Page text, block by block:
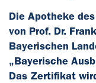
Die Apotheke
von Prof. Dr.
Bayerischen
„Bayerische
Das Zertifikat